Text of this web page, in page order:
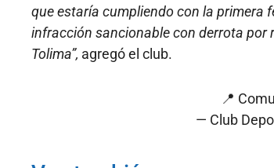
que estaría cumpliendo con la primera
infracción sancionable con derrota por
Tolima”, agregó el club.
📍
— Club